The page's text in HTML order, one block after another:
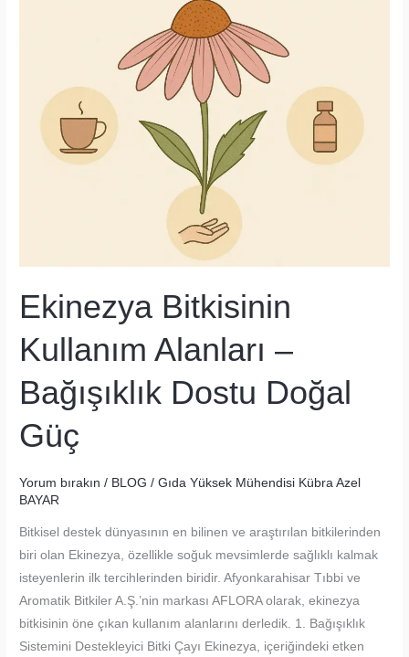
Ekinezya Bitkisinin
Kullanım Alanları –
Bağışıklık Dostu Doğal
Güç
Yorum bırakın / BLOG /Gıda Yüksek Mühendisi Kübra Azel
BAYAR
Bitkisel destek dünyasının en bilinen ve araştırılan bitkilerinden
biri olan Ekinezya, özellikle soğuk mevsimlerde sağlıklı kalmak
isteyenlerin ilk tercihlerinden biridir. Afyonkarahisar Tıbbi ve
Aromatik Bitkiler A.Ş.’nin markası AFLORA olarak, ekinezya
bitkisinin öne çıkan kullanım alanlarını derledik. 1. Bağışıklık
Sistemini Destekleyici Bitki Çayı Ekinezya, içeriğindeki etken